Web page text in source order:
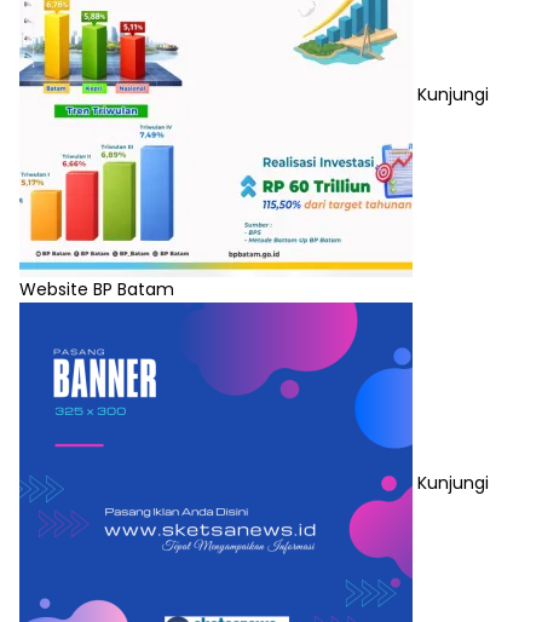
Kunjungi
Website BP Batam
Kunjungi